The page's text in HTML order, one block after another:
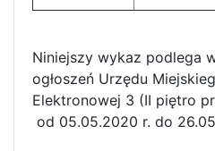
Niniejszy wykaz podlega
ogłoszeń Urzędu
Elektronowej 3 (II piętro
od 05.05.2020 r. do